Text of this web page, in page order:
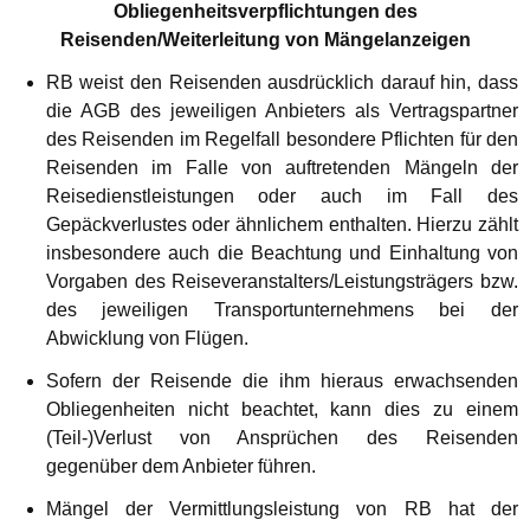
Obliegenheitsverpflichtungen des
Reisenden/Weiterleitung von Mängelanzeigen
RB weist den Reisenden ausdrücklich darauf hin, dass
die AGB des jeweiligen Anbieters als Vertragspartner
des Reisenden im Regelfall besondere Pflichten für den
Reisenden im Falle von auftretenden Mängeln der
Reisedienstleistungen oder auch im Fall des
Gepäckverlustes oder ähnlichem enthalten. Hierzu zählt
insbesondere auch die Beachtung und Einhaltung von
Vorgaben des Reiseveranstalters/Leistungsträgers bzw.
des jeweiligen Transportunternehmens bei der
Abwicklung von Flügen.
Sofern der Reisende die ihm hieraus erwachsenden
Obliegenheiten nicht beachtet, kann dies zu einem
(Teil-)Verlust von Ansprüchen des Reisenden
gegenüber dem Anbieter führen.
Mängel der Vermittlungsleistung von RB hat der